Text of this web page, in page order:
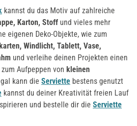
kannst du das Motiv auf zahlreiche
Karton, Stoff und vieles mehr
eigenen Deko-Objekte, wie zum
Windlicht, Tablett, Vase,
und verleihe deinen Projekten einen
Aufpeppen von kleinen
kann die Serviette bestens genutzt
kannst du deiner Kreativität freien Lauf
und bestelle dir die Serviette